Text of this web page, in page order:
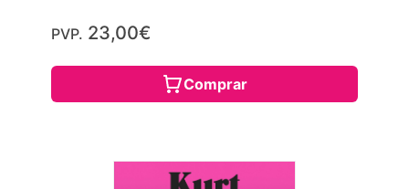
PVP. 23,00€
Comprar